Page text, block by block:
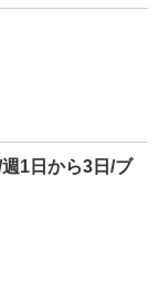
1日から3日/ブ